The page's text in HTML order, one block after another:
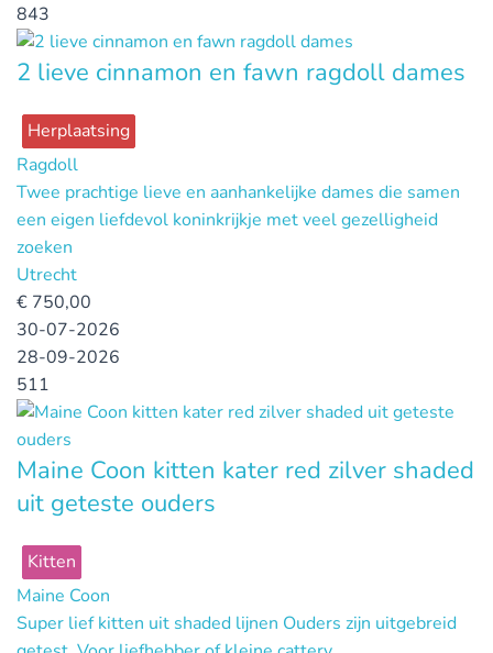
843
2 lieve cinnamon en fawn ragdoll dames
Herplaatsing
Ragdoll
Twee prachtige lieve en aanhankelijke dames die samen
een eigen liefdevol koninkrijkje met veel gezelligheid
zoeken
Utrecht
€ 750,00
30-07-2026
28-09-2026
511
Maine Coon kitten kater red zilver shaded
uit geteste ouders
Kitten
Maine Coon
Super lief kitten uit shaded lijnen Ouders zijn uitgebreid